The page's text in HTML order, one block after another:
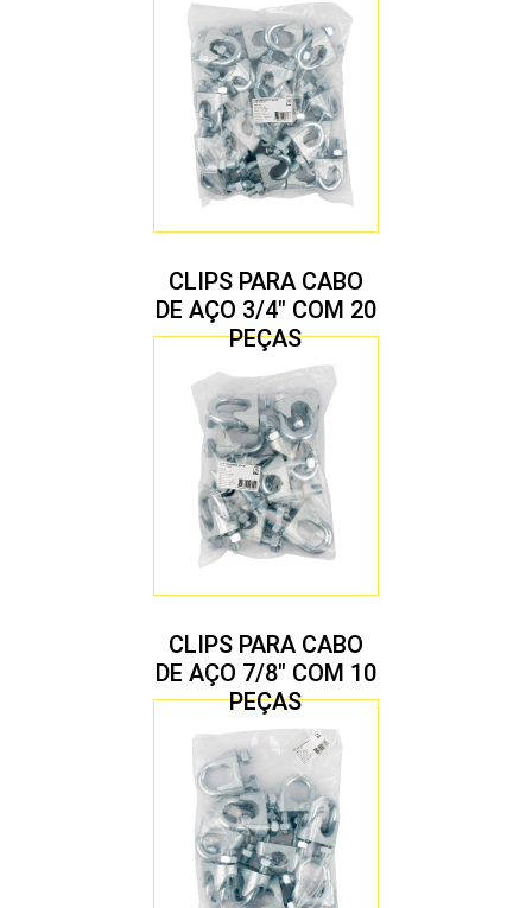
CLIPS PARA CABO
DE AÇO 3/4″ COM 20
PEÇAS
CLIPS PARA CABO
DE AÇO 7/8″ COM 10
PEÇAS